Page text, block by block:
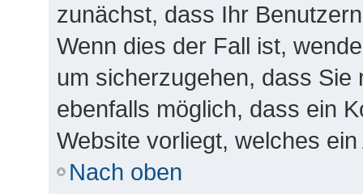
zunächst, dass Ihr
Wenn dies der Fall ist,
um sicherzugehen, dass
ebenfalls möglich, dass ein
Website vorliegt, welches
Nach oben